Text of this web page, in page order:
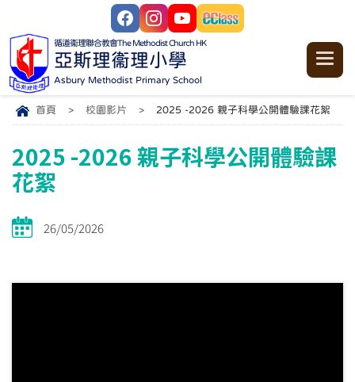
循道衞理聯合教會The Methodist Church HK
亞斯理衞理小學
Asbury Methodist Primary School
首頁 > 校園影片 > 2025 -2026 親子科學公開體驗課花絮
2025 -2026 親子科學公開體驗課
花絮
26/05/2026